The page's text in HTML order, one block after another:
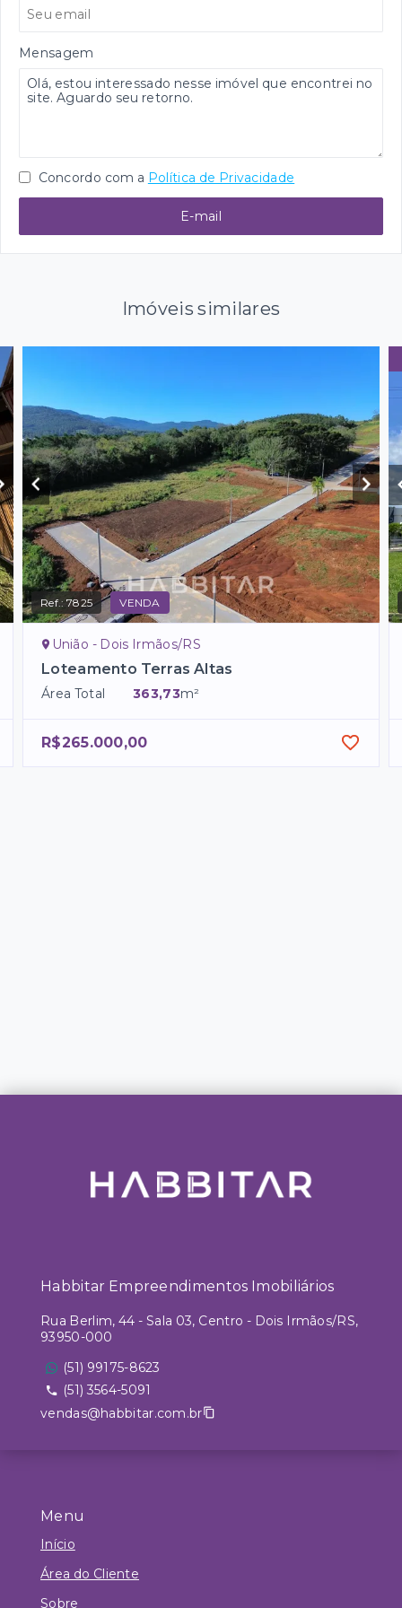
Mensagem
Concordo com a Política de Privacidade
E-mail
Imóveis similares
Ref.:7825 VENDA
União - Dois Irmãos/RS
Loteamento Terras Altas
Área Total 363,73m²
R$265.000,00
Menu
Início
Área do Cliente
Sobre
Habbitar Empreendimentos Imobiliários
Rua Berlim, 44 - Sala 03, Centro - Dois Irmãos/RS,
93950-000
(51) 99175-8623
(51) 3564-5091
vendas@habbitar.com.br